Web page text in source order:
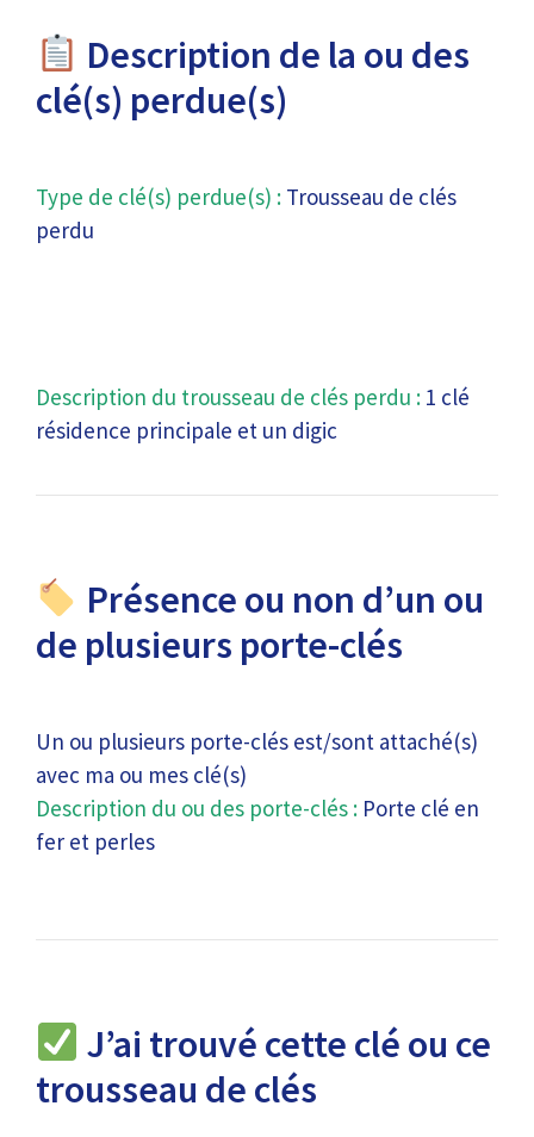
Description de la ou des
clé(s) perdue(s)
Type de clé(s) perdue(s) : Trousseau de clés
perdu
Description du trousseau de clés perdu : 1 clé
résidence principale et un digic
Présence ou non d’un ou
de plusieurs porte-clés
Un ou plusieurs porte-clés est/sont attaché(s)
avec ma ou mes clé(s)
Description du ou des porte-clés : Porte clé en
fer et perles
J’ai trouvé cette clé ou ce
trousseau de clés